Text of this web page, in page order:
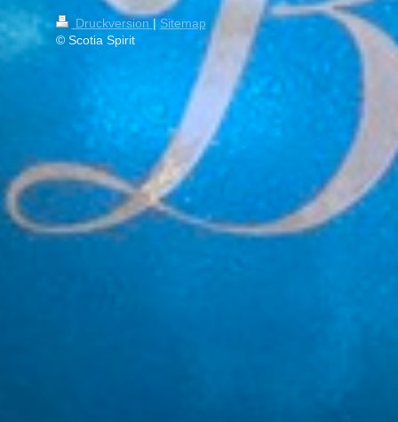
Druckversion| Sitemap
© Scotia Spirit